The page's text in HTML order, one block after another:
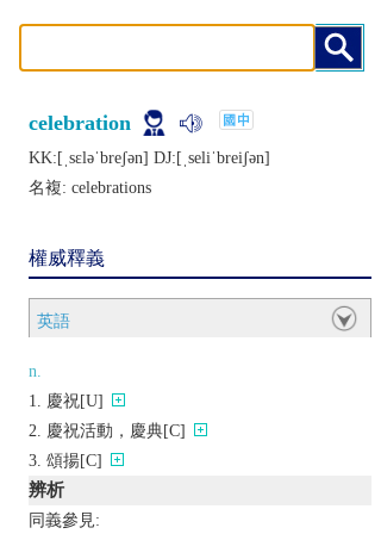
celebration
KK:[ˌsɛlǝˈbrеʃǝn] DJ:[ˌsеliˈbrеiʃǝn]
名複: celebrations
權威釋義
英語
n.
慶祝[U]
慶祝活動，慶典[C]
頌揚[C]
辨析
同義參見: